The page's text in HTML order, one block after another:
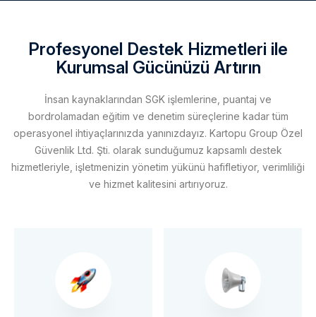
Profesyonel Destek Hizmetleri ile
Kurumsal Gücünüzü Artırın
İnsan kaynaklarından SGK işlemlerine, puantaj ve
bordrolamadan eğitim ve denetim süreçlerine kadar tüm
operasyonel ihtiyaçlarınızda yanınızdayız. Kartopu Group Özel
Güvenlik Ltd. Şti. olarak sunduğumuz kapsamlı destek
hizmetleriyle, işletmenizin yönetim yükünü hafifletiyor, verimliliği
ve hizmet kalitesini artırıyoruz.